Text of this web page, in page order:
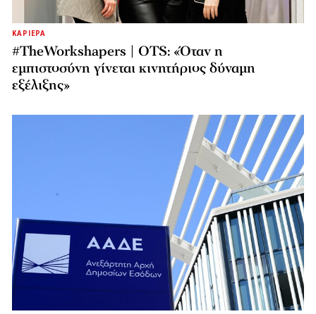
ΚΑΡΙΕΡΑ
#TheWorkshapers | OTS: «Όταν η
εμπιστοσύνη γίνεται κινητήριος δύναμη
εξέλιξης»